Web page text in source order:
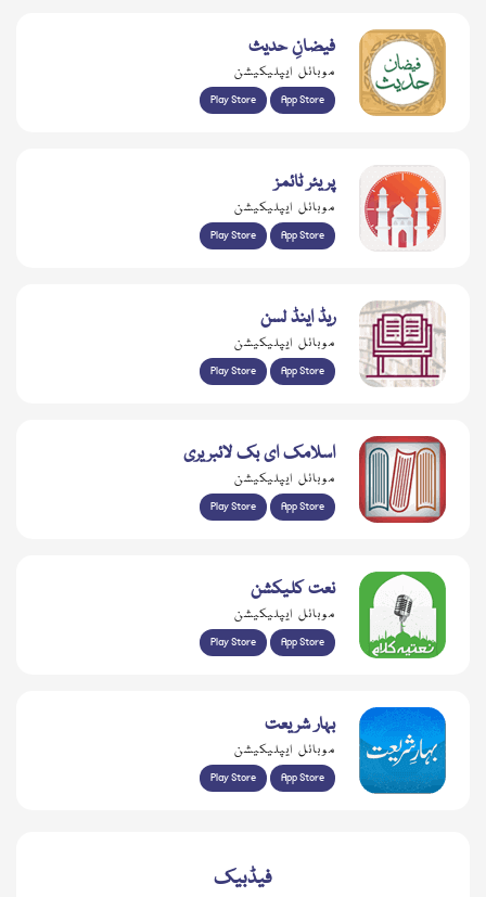
فیضانِ حدیث
موبائل ایپلیکیشن
Play Store App Store
پریئر ٹائمز
موبائل ایپلیکیشن
Play Store App Store
ریڈ اینڈ لسن
موبائل ایپلیکیشن
Play Store App Store
اسلامک ای بک لائبریری
موبائل ایپلیکیشن
Play Store App Store
نعت کلیکشن
موبائل ایپلیکیشن
Play Store App Store
بہار شریعت
موبائل ایپلیکیشن
Play Store App Store
فیڈبیک